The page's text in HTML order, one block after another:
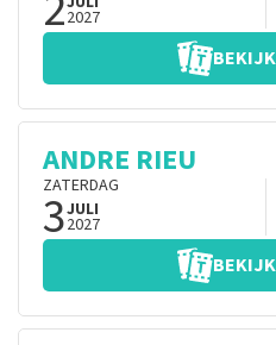
2027
ANDRE RIEU
ZATERDAG
3JULI
2027